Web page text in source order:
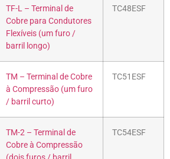
TF-L – Terminal de
Cobre para Condutores
Flexíveis (um furo /
barril longo)
TC48ESF
TM – Terminal de Cobre
à Compressão (um furo
/ barril curto)
TC51ESF
TM-2 – Terminal de
Cobre à Compressão
TC54ESF